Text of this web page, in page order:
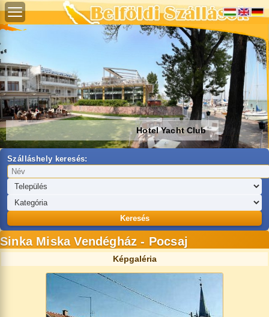
Hotel Yacht Club
Szálláshely keresés:
Keresés
Sinka Miska Vendégház - Pocsaj
Képgaléria